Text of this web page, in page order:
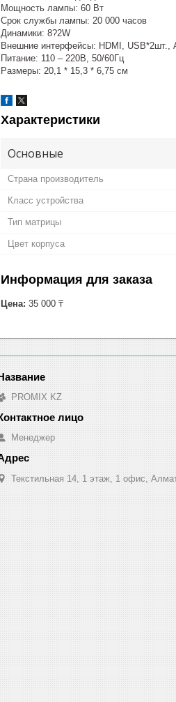
Мощность лампы: 60 Вт
Срок службы лампы: 20 000 часов
Динамики: 8?2W
Внешние интерфейсы: HDMI, USB*2шт.,
Питание: 110 – 220В, 50/60Гц
Размеры: 20,1 * 15,3 * 6,75 см
Характеристики
Основные
Страна производитель
Класс устройства
Тип матрицы
Цвет корпуса
Информация для заказа
Цена: 35 000 ₸
PROMIX KZ
Менеджер
Текстильная 14, 1 этаж, 1 офис,